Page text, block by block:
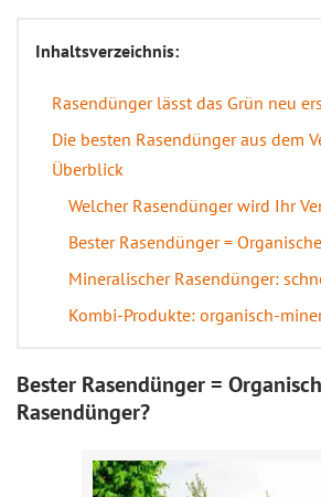
Inhaltsverzeichnis:
Rasendünger lässt das Grün neu
Die besten Rasendünger aus dem
Überblick
Welcher Rasendünger wird Ihr
Bester Rasendünger =
Mineralischer Rasendünger:
Kombi-Produkte: organisch-
Bester Rasendünger =
Rasendünger?